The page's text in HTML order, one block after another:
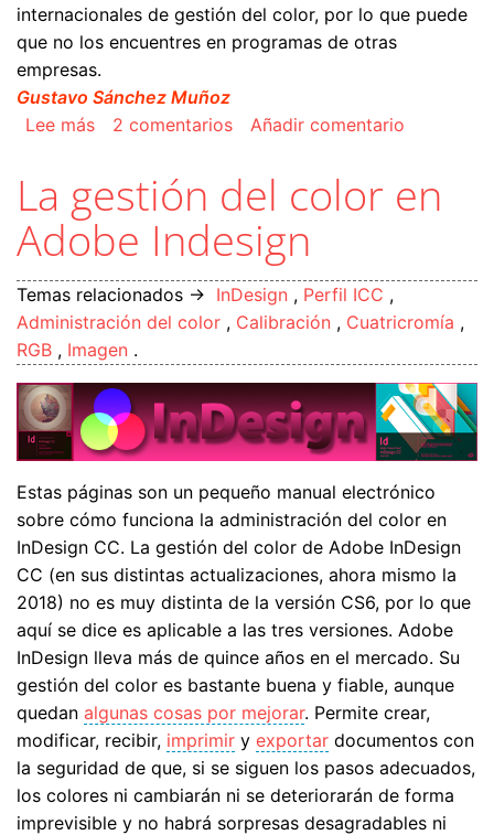
internacionales de gestión del color, por lo que puede
que no los encuentres en programas de otras
empresas.
Gustavo Sánchez Muñoz
Lee mássobre Los espacios de trabajo y los perfiles de
2 comentarios Añadir comentario
La gestión del color en
Adobe Indesign
Temas relacionados → InDesign , Perfil ICC ,
Administración del color , Calibración , Cuatricromía ,
RGB , Imagen .
Estas páginas son un pequeño manual electrónico
sobre cómo funciona la administración del color en
InDesign CC. La gestión del color de Adobe InDesign
CC (en sus distintas actualizaciones, ahora mismo la
2018) no es muy distinta de la versión CS6, por lo que
aquí se dice es aplicable a las tres versiones. Adobe
InDesign lleva más de quince años en el mercado. Su
gestión del color es bastante buena y fiable, aunque
quedan algunas cosas por mejorar. Permite crear,
modificar, recibir, imprimir y exportar documentos con
la seguridad de que, si se siguen los pasos adecuados,
los colores ni cambiarán ni se deteriorarán de forma
imprevisible y no habrá sorpresas desagradables ni